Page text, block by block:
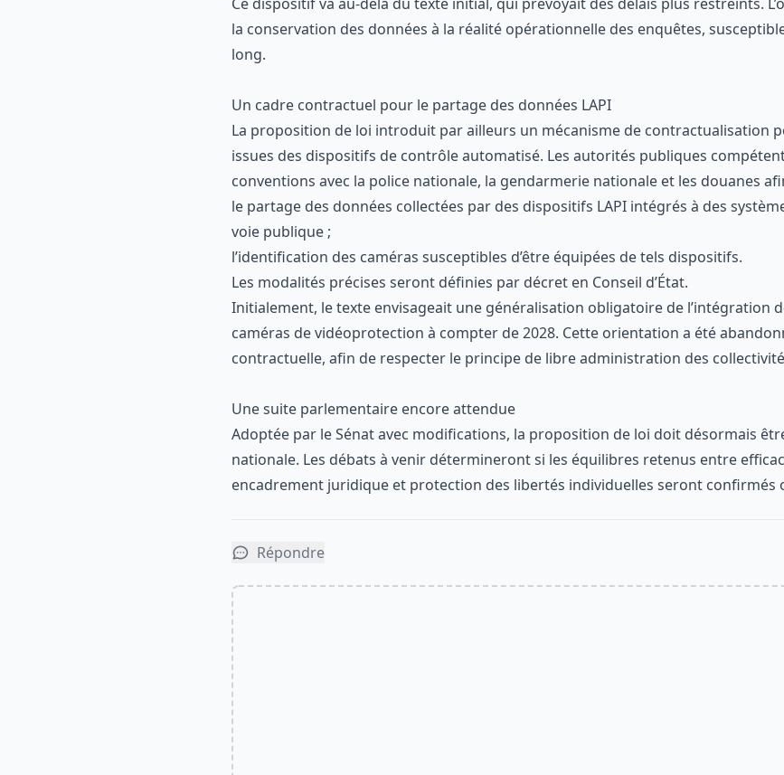
la conservation des données à la réalité opérationnelle des enquêtes,
long.
Un cadre contractuel pour le partage des données LAPI
La proposition de loi introduit par ailleurs un mécanisme de contractualisation
issues des dispositifs de contrôle automatisé. Les autorités publiques
conventions avec la police nationale, la gendarmerie nationale et les douanes
le partage des données collectées par des dispositifs LAPI intégrés à des
voie publique ;
l’identification des caméras susceptibles d’être équipées de tels dispositifs.
Les modalités précises seront définies par décret en Conseil d’État.
Initialement, le texte envisageait une généralisation obligatoire de l’intégration
caméras de vidéoprotection à compter de 2028. Cette orientation a été
contractuelle, afin de respecter le principe de libre administration des
Une suite parlementaire encore attendue
Adoptée par le Sénat avec modifications, la proposition de loi doit désormais
nationale. Les débats à venir détermineront si les équilibres retenus entre
encadrement juridique et protection des libertés individuelles seront confirmés
Répondre